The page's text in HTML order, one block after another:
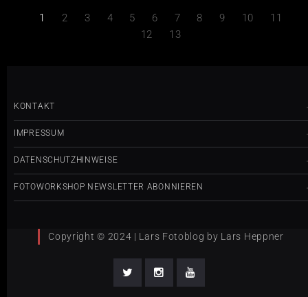
1 2 3 4 5 6 7 8 9 10
11
12
13
KONTAKT
IMPRESSUM
DATENSCHUTZHINWEISE
FOTOWORKSHOP NEWSLETTER ABONNIEREN
Copyright © 2024 | Lars Fotoblog by Lars Heppner